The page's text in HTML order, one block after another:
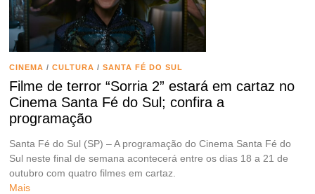
CINEMA / CULTURA / SANTA FÉ DO SUL
Filme de terror “Sorria 2” estará em cartaz no
Cinema Santa Fé do Sul; confira a
programação
Santa Fé do Sul (SP) – A programação do Cinema Santa Fé do
Sul neste final de semana acontecerá entre os dias 18 a 21 de
outubro com quatro filmes em cartaz.
Mais